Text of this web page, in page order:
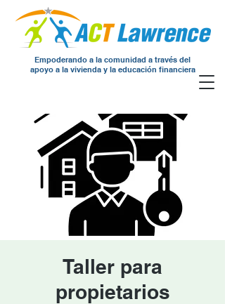
Empoderando a la comunidad a través del
apoyo a la vivienda y la educación financiera
Taller para
propietarios